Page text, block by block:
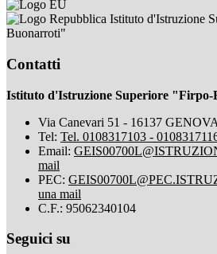
Istituto d'Istruzione
Buonarroti"
Contatti
Istituto d'Istruzione Superiore
Via Canevari 51 - 16137
Tel: Tel. 0108317103 -
Email:
mail
PEC:
una mail
C.F.: 95062340104
Seguici su